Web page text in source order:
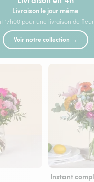
Livraison le jour même
17h00 pour une livraison de
Voir notre collection →
Instant